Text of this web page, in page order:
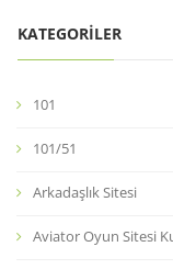
KATEGORILER
101
101/51
Arkadaşlık Sitesi
Aviator Oyun Sitesi